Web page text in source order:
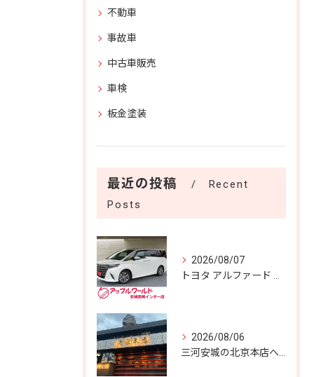
不動車
事故車
中古車販売
車検
板金塗装
最近の投稿
Recent
Posts
2026/08/07
2026/08/06